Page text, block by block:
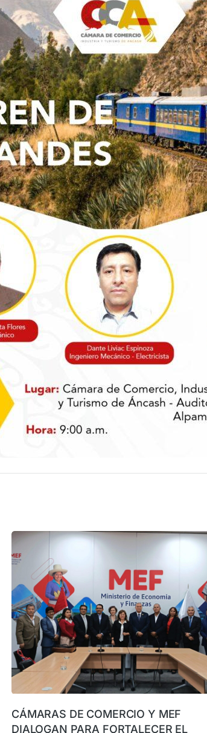
CÁMARAS DE COMERCIO Y MEF
DIALOGAN PARA FORTALECER EL